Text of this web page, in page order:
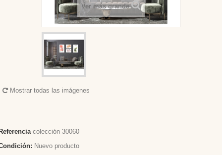
Ver más grande
Mostrar todas las imágenes
colección 30060
Nuevo producto